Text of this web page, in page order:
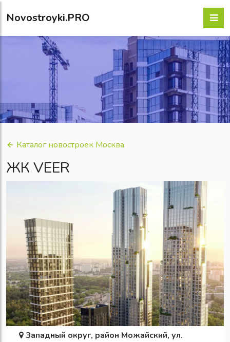
Novostroyki.PRO
Каталог новостроек Москва
ЖК VEER
Западный округ, район Можайский, ул.